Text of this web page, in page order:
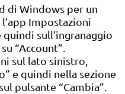
di Windows per un
Impostazioni
sull’ingranaggio
“Account”.
sul lato sinistro,
e quindi nella sezione
pulsante “Cambia”.